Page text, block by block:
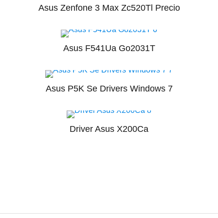
Asus Zenfone 3 Max Zc520Tl Precio
Asus F541Ua Go2031T
Asus P5K Se Drivers Windows 7
Driver Asus X200Ca